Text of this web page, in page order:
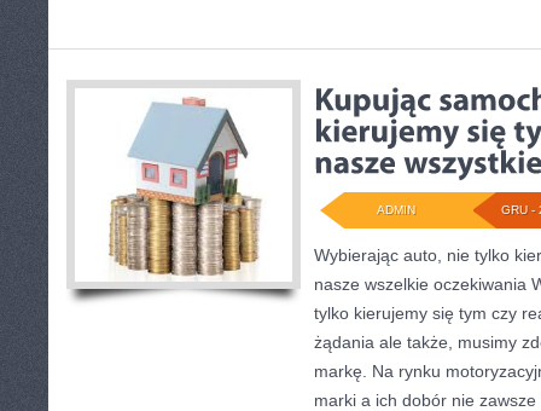
GRU -
ADMIN
Wybierając auto, nie tylko
nasze wszelkie oczekiwania
tylko kierujemy się tym czy
żądania ale także, musimy
markę. Na rynku
marki a ich dobór nie